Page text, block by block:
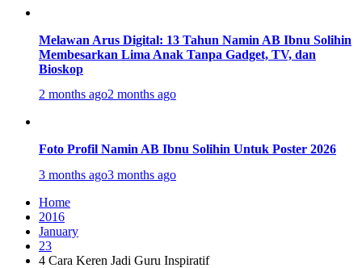
Melawan Arus Digital: 13 Tahun Namin AB Ibnu Solihin
Membesarkan Lima Anak Tanpa Gadget, TV, dan
Bioskop
2 months ago2 months ago
Foto Profil Namin AB Ibnu Solihin Untuk Poster 2026
3 months ago3 months ago
Home
2016
January
23
4 Cara Keren Jadi Guru Inspiratif